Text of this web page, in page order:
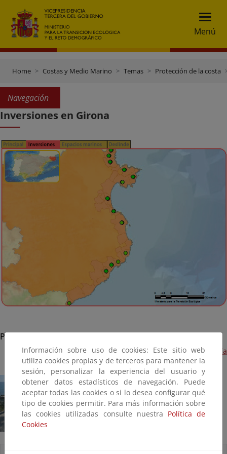
Menú
Home Costas y Medio Marino Temas Protección de la costa
Navegación
Inversiones en Girona
Palamós
Obras de acondicionamiento de la playa de Sa Tamardía
(Terminado, 2014)
Información sobre uso de cookies: Este sitio web
utiliza cookies propias y de terceros para mantener la
sesión, personalizar la experiencia del usuario y
obtener datos estadísticos de navegación. Puede
aceptar todas las cookies o si lo desea configurar qué
tipo de cookies permitir. Para más información sobre
las cookies utilizadas consulte nuestra Política de
Cookies